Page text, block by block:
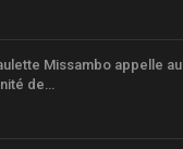
Missambo appelle
de…